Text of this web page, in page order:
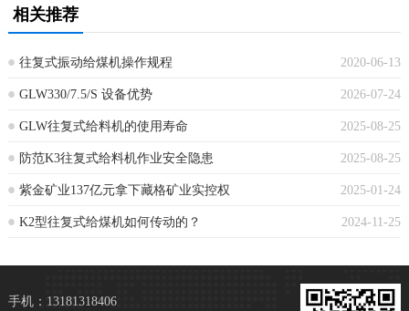
相关推荐
2020-06-13
往复式振动给煤机操作规程
2026-07-24
GLW330/7.5/S 设备优势
2025-08-25
GLW往复式给料机的使用寿命
2025-08-25
防范K3往复式给料机作业安全隐患
2025-01-24
紫金矿业137亿元拿下藏格矿业实控权
2024-11-25
K2型往复式给煤机如何传动的？
手机：13181318406